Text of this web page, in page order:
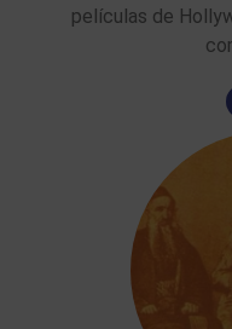
películas de